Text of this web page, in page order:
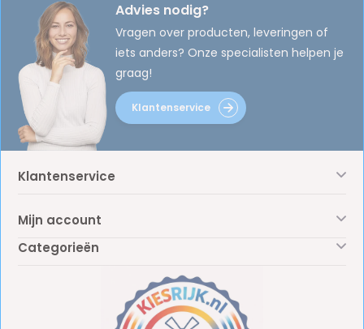
Advies nodig?
Vragen over producten, leveringen of
iets anders? Onze specialisten helpen je
graag!
Klantenservice
Klantenservice
Mijn account
Categorieën